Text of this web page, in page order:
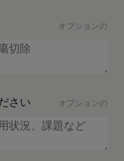
オプションの
さい オプションの